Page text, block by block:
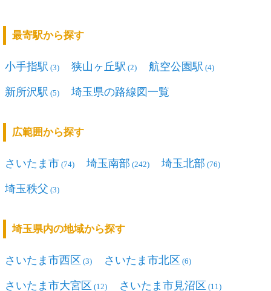
最寄駅から探す
小手指駅 (3) 狭山ヶ丘駅 (2) 航空公園駅 (4)
新所沢駅 (5) 埼玉県の路線図一覧
広範囲から探す
さいたま市 (74) 埼玉南部 (242) 埼玉北部 (76)
埼玉秩父 (3)
埼玉県内の地域から探す
さいたま市西区 (3) さいたま市北区 (6)
さいたま市大宮区 (12) さいたま市見沼区 (11)